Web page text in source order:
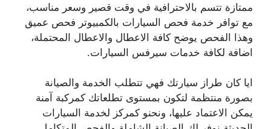
ممتازة تتسم بالاحترافية في وقت قصير وسعر مناسب،
مع توافر خدمة فحص السيارات بالكمبيوتر فحص عميق
وهذا الفحص يوضح كافة الاعطال والاعطال المحتملة،
اضافة لكافة خدمات سيرفس السيارات.
ايا كان طراز سيارتك فهي تتطلب الخدمة والصيانة
بصورة منتظمة لتكون بمستوى تطلعاتك كمركبة آمنة
يمكن الاعتماد عليها، ونحنو كمركز لخدمة السيارات